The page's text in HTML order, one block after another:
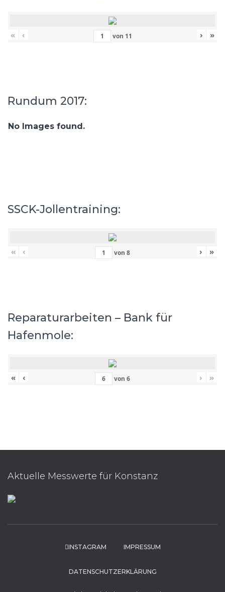
« ‹ von 11 › »
Rundum 2017:
No Images found.
SSCK-Jollentraining:
« ‹ von 8 › »
Reparaturarbeiten – Bank für
Hafenmole:
« ‹ von 6 › »
Aktuelle Messwerte für Konstanz
INSTAGRAM IMPRESSUM
DATENSCHUTZERKLÄRUNG